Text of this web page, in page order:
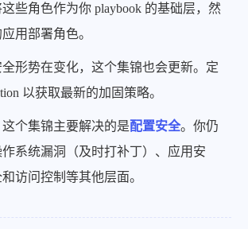
些角色作为你 playbook 的基础层，然
用部署角色。
全形势在变化，这个集锦也会更新。定
以获取最新的加固策略。
这个集锦主要解决的是配置安全。你仍
系统漏洞（及时打补丁）、应用安
访问控制等其他层面。